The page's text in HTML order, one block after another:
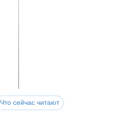
Что сейчас читают